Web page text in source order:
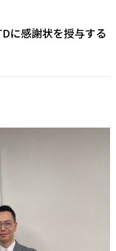
に感謝状を授与する